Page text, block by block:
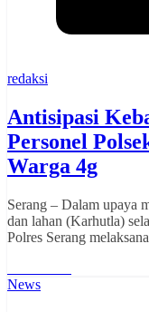
redaksi
Antisipasi
Personel
Warga 4g
Serang – Dalam upaya
dan lahan (Karhutla)
Polres Serang
News